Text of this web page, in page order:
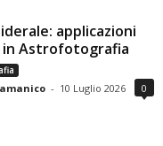
applicazioni
Astrofotografia
- 10 Luglio 2026 0